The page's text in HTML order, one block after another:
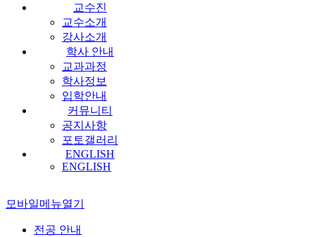
교수진
교수소개
강사소개
학사 안내
교과과정
학사정보
입학안내
커뮤니티
공지사항
포토갤러리
ENGLISH
ENGLISH
모바일메뉴열기
전공 안내